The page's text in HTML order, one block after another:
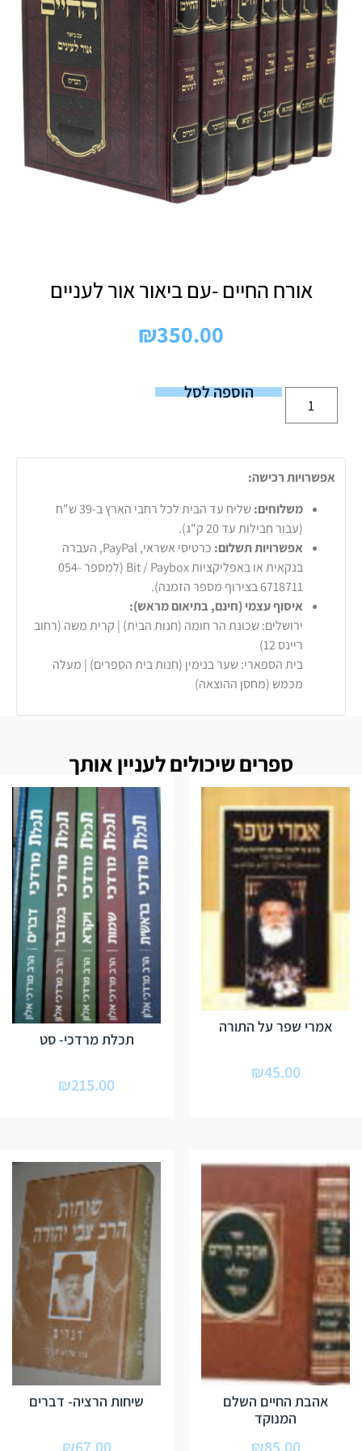
אורח החיים -עם ביאור אור לעניים
₪350.00
הוספה לסל
אפשרויות רכישה:
משלוחים:
שליח עד הבית לכל רחבי הארץ ב-39 ש"ח
(עבור חבילות עד 20 ק"ג).
אפשרויות תשלום:
כרטיסי אשראי, PayPal, העברה
בנקאית או באפליקציות Bit / Paybox (למספר 054-
6718711 בצירוף מספר הזמנה).
איסוף עצמי (חינם, בתיאום מראש):
ירושלים: שכונת הר חומה (חנות הבית) | קרית משה (רחוב
ריינס 12)
בית הספארי: שער בנימין (חנות בית הספרים) | מעלה
מכמש (מחסן ההוצאה)
ספרים שיכולים לעניין אותך
אמרי שפר על התורה
₪45.00
תכלת מרדכי- סט
₪215.00
אהבת החיים השלם
המנוקד
שיחות הרציה- דברים